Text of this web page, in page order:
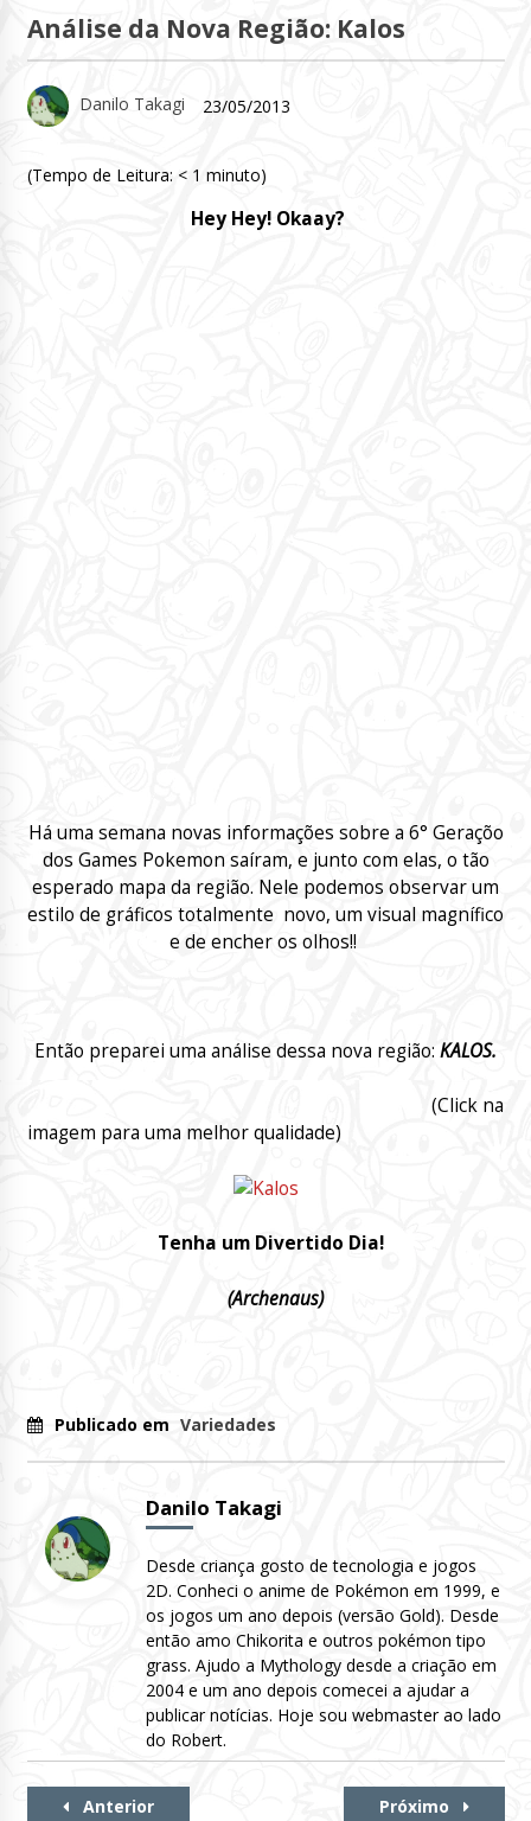
Análise da Nova Região: Kalos
Danilo Takagi 23/05/2013
(Tempo de Leitura: < 1 minuto)
Hey Hey! Okaay?
Há uma semana novas informações sobre a 6° Geraçõo
dos Games Pokemon saíram, e junto com elas, o tão
esperado mapa da região. Nele podemos observar um
estilo de gráficos totalmente novo, um visual magnífico
e de encher os olhos!!
Então preparei uma análise dessa nova região: KALOS.
(Click na
imagem para uma melhor qualidade)
Tenha um Divertido Dia!
(Archenaus)
Publicado em Variedades
Danilo Takagi
Desde criança gosto de tecnologia e jogos
2D. Conheci o anime de Pokémon em 1999, e
os jogos um ano depois (versão Gold). Desde
então amo Chikorita e outros pokémon tipo
grass. Ajudo a Mythology desde a criação em
2004 e um ano depois comecei a ajudar a
publicar notícias. Hoje sou webmaster ao lado
do Robert.
Continue
Anterior Próximo